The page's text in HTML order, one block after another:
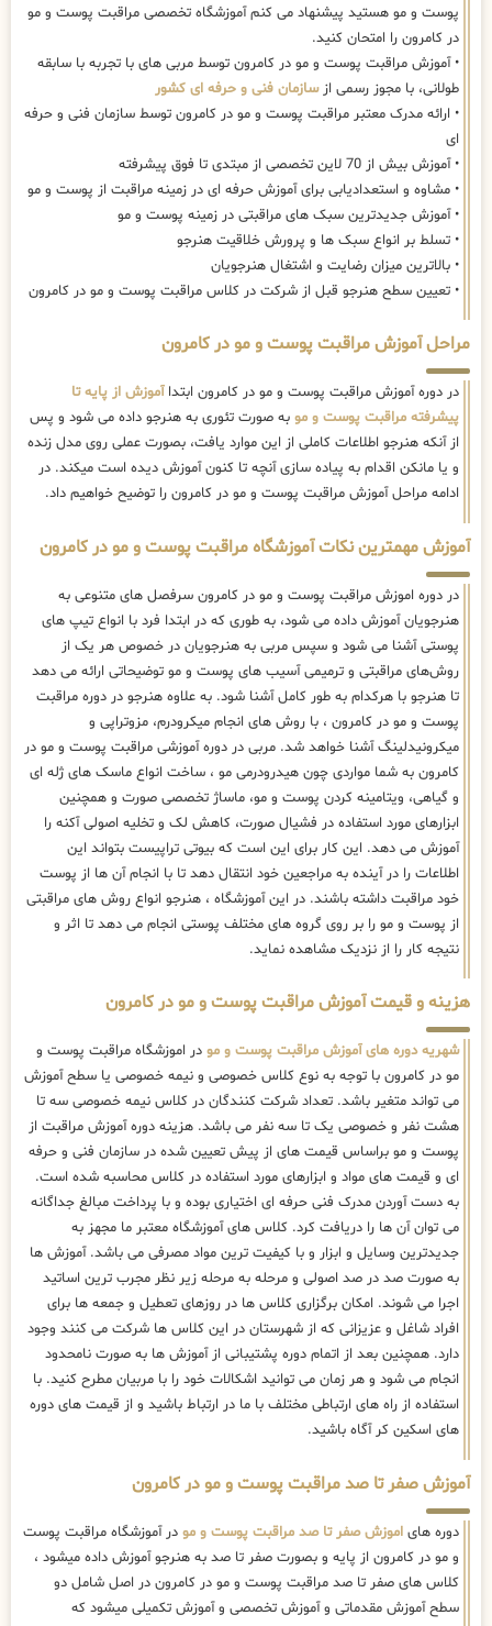
پوست و مو هستید پیشنهاد می کنم آموزشگاه تخصصی مراقبت پوست و مو
در کامرون را امتحان کنید.
• آموزش مراقبت پوست و مو در کامرون توسط مربی های با تجربه با سابقه
طولانی، با مجوز رسمی ازسازمان فنی و حرفه ای کشور
• ارائه مدرک معتبر مراقبت پوست و مو در کامرون توسط سازمان فنی و حرفه
ای
• آموزش بیش از 70 لاین تخصصی از مبتدی تا فوق پیشرفته
• مشاوه و استعدادیابی برای آموزش حرفه ای در زمینه مراقبت از پوست و مو
• آموزش جدیدترین سبک های مراقبتی در زمینه پوست و مو
• تسلط بر انواع سبک ها و پرورش خلاقیت هنرجو
• بالاترین میزان رضایت و اشتغال هنرجویان
• تعیین سطح هنرجو قبل از شرکت در کلاس مراقبت پوست و مو در کامرون
مراحل آموزش مراقبت پوست و مو در کامرون
در دوره آموزش مراقبت پوست و مو در کامرون ابتداآموزش از پایه تا
پیشرفته مراقبت پوست و مو به صورت تئوری به هنرجو داده می شود و پس
از آنکه هنرجو اطلاعات کاملی از این موارد یافت، بصورت عملی روی مدل زنده
و یا مانکن اقدام به پیاده سازی آنچه تا کنون آموزش دیده است میکند. در
ادامه مراحل آموزش مراقبت پوست و مو در کامرون را توضیح خواهیم داد.
آموزش مهمترین نکات آموزشگاه مراقبت پوست و مو در کامرون
در دوره اموزش مراقبت پوست و مو در کامرون سرفصل های متنوعی به
هنرجویان آموزش داده می شود، به طوری که در ابتدا فرد با انواع تیپ های
پوستی آشنا می شود و سپس مربی به هنرجویان در خصوص هر یک از
روش‌های مراقبتی و ترمیمی آسیب های پوست و مو توضیحاتی ارائه می دهد
تا هنرجو با هرکدام به طور کامل آشنا شود. به علاوه هنرجو در دوره مراقبت
پوست و مو در کامرون ، با روش های انجام میکرودرم، مزوتراپی و
میکرونیدلینگ آشنا خواهد شد. مربی در دوره آموزشی مراقبت پوست و مو در
کامرون به شما مواردی چون هیدرودرمی مو ، ساخت انواع ماسک های ژله ای
و گیاهی، ویتامینه کردن پوست و مو، ماساژ تخصصی صورت و همچنین
ابزارهای مورد استفاده در فشیال صورت، کاهش لک و تخلیه اصولی آکنه را
آموزش می دهد. این کار برای این است که بیوتی تراپیست بتواند این
اطلاعات را در آینده به مراجعین خود انتقال دهد تا با انجام آن ها از پوست
خود مراقبت داشته باشند. در این آموزشگاه ، هنرجو انواع روش های مراقبتی
از پوست و مو را بر روی گروه های مختلف پوستی انجام می دهد تا اثر و
نتیجه کار را از نزدیک مشاهده نماید.
هزینه و قیمت آموزش مراقبت پوست و مو در کامرون
شهریه دوره های آموزش مراقبت پوست و مو در اموزشگاه مراقبت پوست و
مو در کامرون با توجه به نوع کلاس خصوصی و نیمه خصوصی یا سطح آموزش
می تواند متغیر باشد. تعداد شرکت کنندگان در کلاس نیمه خصوصی سه تا
هشت نفر و خصوصی یک تا سه نفر می باشد. هزینه دوره آموزش مراقبت از
پوست و مو براساس قیمت های از پیش تعیین شده در سازمان فنی و حرفه
ای و قیمت های مواد و ابزارهای مورد استفاده در کلاس محاسبه شده است.
به دست آوردن مدرک فنی حرفه ای اختیاری بوده و با پرداخت مبالغ جداگانه
می توان آن ها را دریافت کرد. کلاس های آموزشگاه معتبر ما مجهز به
جدیدترین وسایل و ابزار و با کیفیت ترین مواد مصرفی می باشد. آموزش ها
به صورت صد در صد اصولی و مرحله به مرحله زیر نظر مجرب ترین اساتید
اجرا می شوند. امکان برگزاری کلاس ها در روزهای تعطیل و جمعه ها برای
افراد شاغل و عزیزانی که از شهرستان در این کلاس ها شرکت می کنند وجود
دارد. همچنین بعد از اتمام دوره پشتیبانی از آموزش ها به صورت نامحدود
انجام می شود و هر زمان می توانید اشکالات خود را با مربیان مطرح کنید. با
استفاده از راه های ارتباطی مختلف با ما در ارتباط باشید و از قیمت های دوره
های اسکین کر آگاه باشید.
آموزش صفر تا صد مراقبت پوست و مو در کامرون
دوره های اموزش صفر تا صد مراقبت پوست و مو در آموزشگاه مراقبت پوست
و مو در کامرون از پایه و بصورت صفر تا صد به هنرجو آموزش داده میشود ،
کلاس های صفر تا صد مراقبت پوست و مو در کامرون در اصل شامل دو
سطح آموزش مقدماتی و آموزش تخصصی و آموزش تکمیلی میشود که